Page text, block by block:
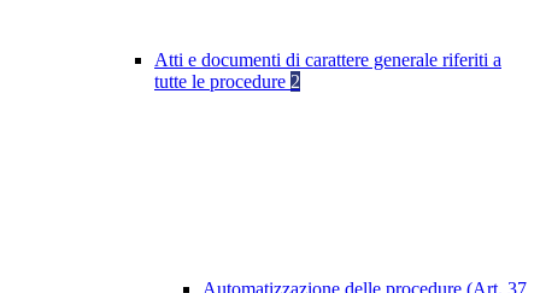
Atti e documenti di carattere generale riferiti a
tutte le procedure 2